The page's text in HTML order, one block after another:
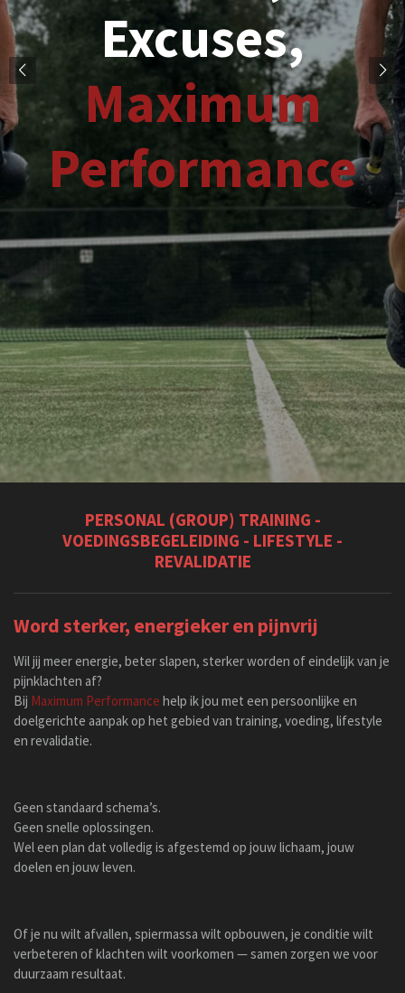
Excuses,
Maximum
Performance
PERSONAL (GROUP) TRAINING -
VOEDINGSBEGELEIDING - LIFESTYLE -
REVALIDATIE
Word sterker, energieker en pijnvrij
Wil jij meer energie, beter slapen, sterker worden of eindelijk van je
pijnklachten af?
Bij Maximum Performance help ik jou met een persoonlijke en
doelgerichte aanpak op het gebied van training, voeding, lifestyle
en revalidatie.
Geen standaard schema’s.
Geen snelle oplossingen.
Wel een plan dat volledig is afgestemd op jouw lichaam, jouw
doelen en jouw leven.
Of je nu wilt afvallen, spiermassa wilt opbouwen, je conditie wilt
verbeteren of klachten wilt voorkomen — samen zorgen we voor
duurzaam resultaat.